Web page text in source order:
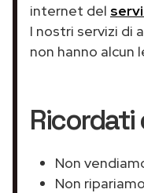
internet del
I nostri servizi di
non hanno alcun
Ricordati
Non
Non